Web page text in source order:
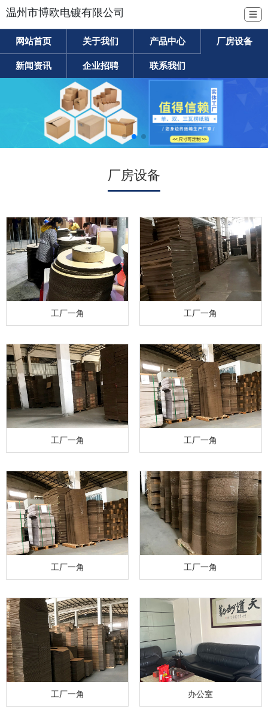
温州市博欧电镀有限公司 ☰
网站首页 关于我们 产品中心 厂房设备
新闻资讯 企业招聘 联系我们
厂房设备
工厂一角 工厂一角
工厂一角 工厂一角
工厂一角 工厂一角
工厂一角 办公室